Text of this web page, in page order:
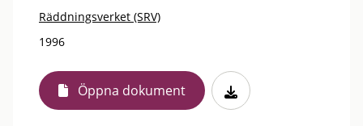
Räddningsverket (SRV)
1996
Öppna dokument